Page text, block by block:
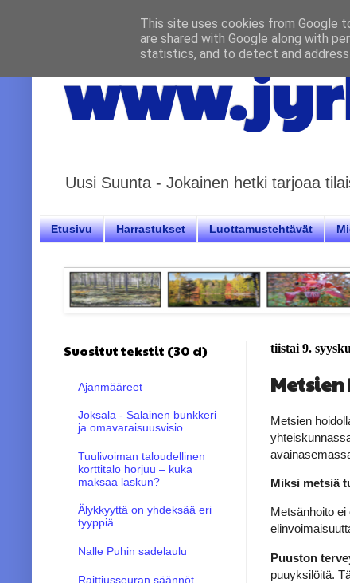
Uusi Suunta - Jokainen hetki tarjoaa
Etusivu Harrastukset Luottamustehtävät
tiistai 9.
Metsien
Miksi metsiä
Metsänhoito
Puuston
puuyksilöitä.
Suositut tekstit (30 d)
Ajanmääreet
Joksala - Salainen bunkkeri
ja omavaraisuusvisio
Tuulivoiman taloudellinen
korttitalo horjuu – kuka
maksaa laskun?
Älykkyyttä on yhdeksää eri
tyyppiä
Nalle Puhin sadelaulu
Raittiusseuran säännöt
This site uses cookies from Google
are shared with Google along with
statistics, and to detect and address